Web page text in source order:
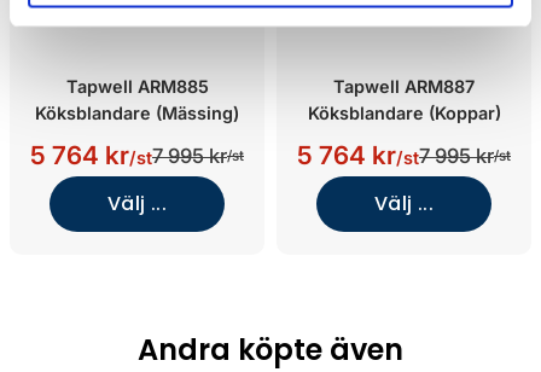
Tapwell ARM885
Köksblandare (Mässing)
5 764 kr/st7 995 kr/st
Välj ...
Tapwell ARM887
Köksblandare (Koppar)
5 764 kr/st7 995 kr/st
Välj ...
Andra köpte även